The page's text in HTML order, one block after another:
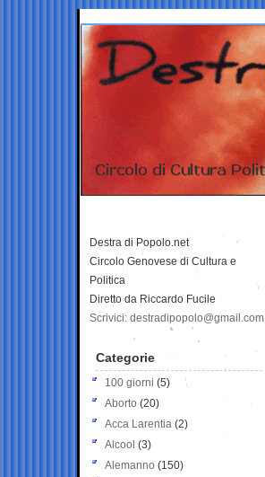
Destra di Popolo.net
Circolo Genovese di Cultura e
Politica
Diretto da Riccardo Fucile
Scrivici: destradipopolo@gmail.com
Categorie
100 giorni (5)
Aborto (20)
Acca Larentia (2)
Alcool (3)
Alemanno (150)